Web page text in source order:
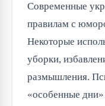
Современные
правилам с
Некоторые
уборки,
размышления.
«особенные